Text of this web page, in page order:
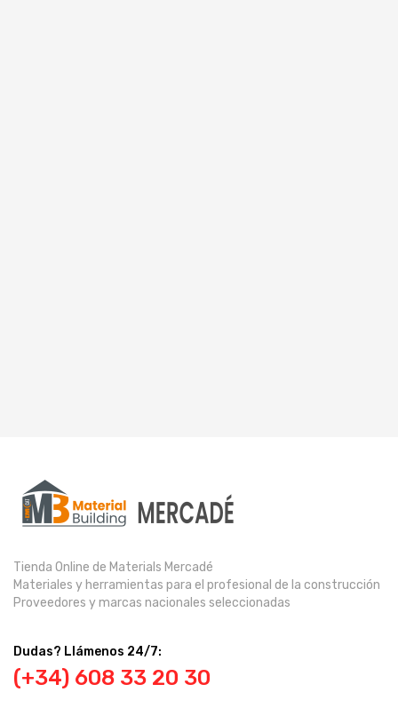
Tienda Online de Materials Mercadé
Materiales y herramientas para el profesional de la construcción
Proveedores y marcas nacionales seleccionadas
Dudas? Llámenos 24/7:
(+34) 608 33 20 30